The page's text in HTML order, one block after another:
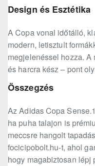
Design és Esztétika
A Copa vonal időtálló,
modern, letisztult
megjelenéssel hozza.
és harcra kész – pont
Összegzés
Az Adidas Copa
ha puha talajon is
meccsre hangolt
focicipobolt.hu-t, ahol
hogy magabiztosan lépj